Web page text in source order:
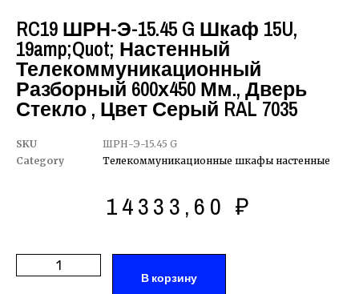
RC19 ШРН-Э-15.45 G Шкаф 15U,
19amp;quot; Настенный
Телекоммуникационный
Разборный 600х450 Мм., Дверь
Стекло , Цвет Серый RAL 7035
SKU
ШРН-Э-15.45 G
Category
Телекоммуникационные шкафы настенные
14333,60 ₽
В корзину